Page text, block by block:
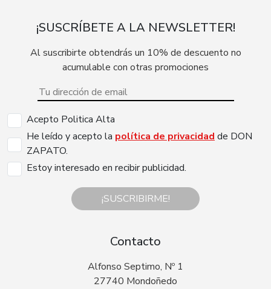
¡SUSCRÍBETE A LA NEWSLETTER!
Al suscribirte obtendrás un 10% de descuento no
acumulable con otras promociones
Acepto Politica Alta
He leído y acepto la política de privacidad de DON
ZAPATO.
Estoy interesado en recibir publicidad.
¡SUSCRIBIRME!
Contacto
Alfonso Septimo, Nº 1
27740 Mondoñedo